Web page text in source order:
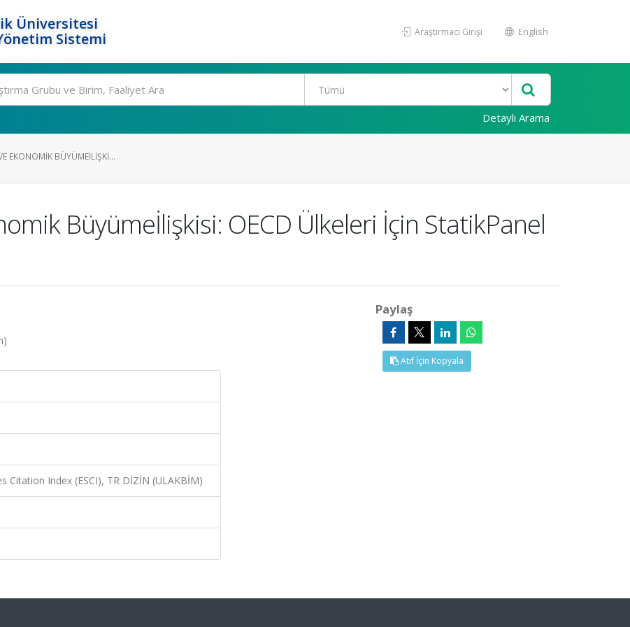
Üniversitesi
Sistemi
Araştırmacı Girişi English
Detaylı Arama
EKONOMIK BÜYÜMEİLIŞKI...
Büyümeİlişkisi: OECD Ülkeleri İçin StatikPanel
Citation Index (ESCI), TR DİZİN (ULAKBİM)
Paylaş
Atıf İçin Kopyala